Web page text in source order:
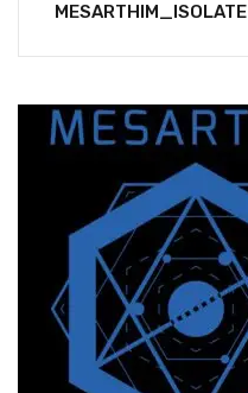
MESARTHIM_ISOLATE